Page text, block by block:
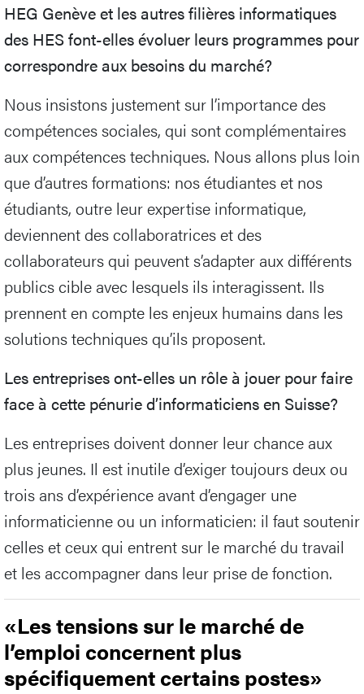
HEG Genève et les autres filières informatiques
des HES font-elles évoluer leurs programmes pour
correspondre aux besoins du marché?
Nous insistons justement sur l’importance des
compétences sociales, qui sont complémentaires
aux compétences techniques. Nous allons plus loin
que d’autres formations: nos étudiantes et nos
étudiants, outre leur expertise informatique,
deviennent des collaboratrices et des
collaborateurs qui peuvent s’adapter aux différents
publics cible avec lesquels ils interagissent. Ils
prennent en compte les enjeux humains dans les
solutions techniques qu’ils proposent.
Les entreprises ont-elles un rôle à jouer pour faire
face à cette pénurie d’informaticiens en Suisse?
Les entreprises doivent donner leur chance aux
plus jeunes. Il est inutile d’exiger toujours deux ou
trois ans d’expérience avant d’engager une
informaticienne ou un informaticien: il faut soutenir
celles et ceux qui entrent sur le marché du travail
et les accompagner dans leur prise de fonction.
«Les tensions sur le marché de
l’emploi concernent plus
spécifiquement certains postes»